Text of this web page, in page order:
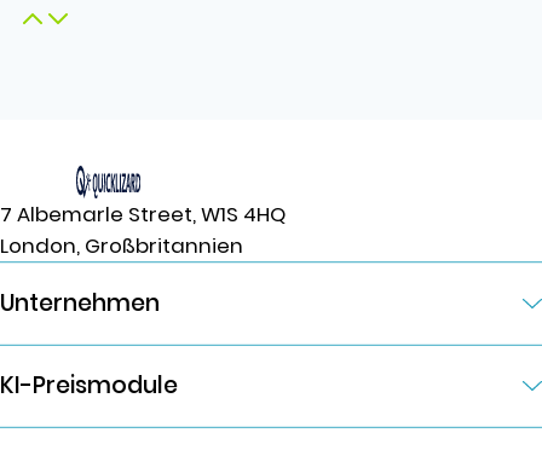
7 Albemarle Street, W1S 4HQ
London, Großbritannien
Unternehmen
KI-Preismodule